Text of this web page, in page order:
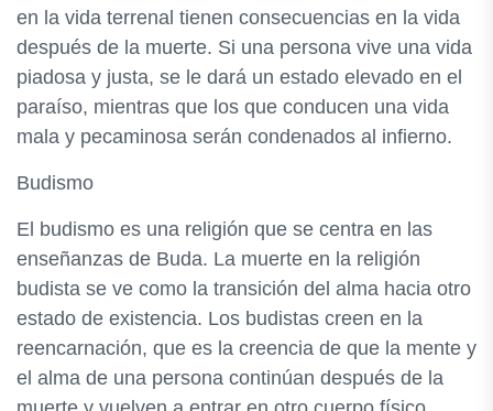
en la vida terrenal tienen consecuencias en la vida
después de la muerte. Si una persona vive una vida
piadosa y justa, se le dará un estado elevado en el
paraíso, mientras que los que conducen una vida
mala y pecaminosa serán condenados al infierno.
Budismo
El budismo es una religión que se centra en las
enseñanzas de Buda. La muerte en la religión
budista se ve como la transición del alma hacia otro
estado de existencia. Los budistas creen en la
reencarnación, que es la creencia de que la mente y
el alma de una persona continúan después de la